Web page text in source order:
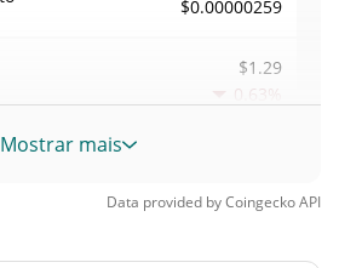
$0.00000259
$1.29
0.63%
Mostrar mais
Data provided byCoingeckoAPI